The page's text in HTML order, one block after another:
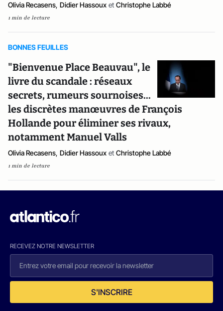
Olivia Recasens, Didier Hassoux et Christophe Labbé
1 min de lecture
BONNES FEUILLES
"Bienvenue Place Beauvau", le
livre du scandale : réseaux
secrets, rumeurs sournoises...
les discrètes manœuvres de François
Hollande pour éliminer ses rivaux,
notamment Manuel Valls
Olivia Recasens, Didier Hassoux et Christophe Labbé
1 min de lecture
RECEVEZ NOTRE NEWSLETTER
S'INSCRIRE